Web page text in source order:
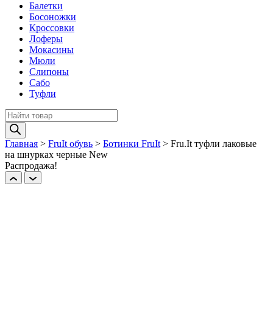
Балетки
Босоножки
Кроссовки
Лоферы
Мокасины
Мюли
Слипоны
Сабо
Туфли
Поиск
товаров
Главная > FruIt обувь > Ботинки FruIt > Fru.It туфли лаковые
на шнурках черные New
Распродажа!